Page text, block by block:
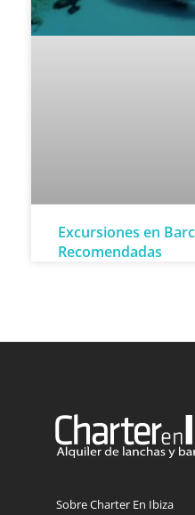
Excursiones en
Recomendadas
Sobre Charter En Ibiza